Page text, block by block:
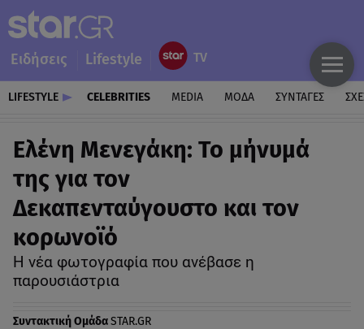
Ειδήσεις Lifestyle
LIFESTYLE CELEBRITIES MEDIA ΜΟΔΑ ΣΥΝΤΑΓΕΣ
Ελένη Μενεγάκη: Το μήνυμά
της για τον
Δεκαπενταύγουστο και τον
κορωνοϊό
Η νέα φωτογραφία που ανέβασε η
παρουσιάστρια
Συντακτική ΟμάδαSTAR.GR